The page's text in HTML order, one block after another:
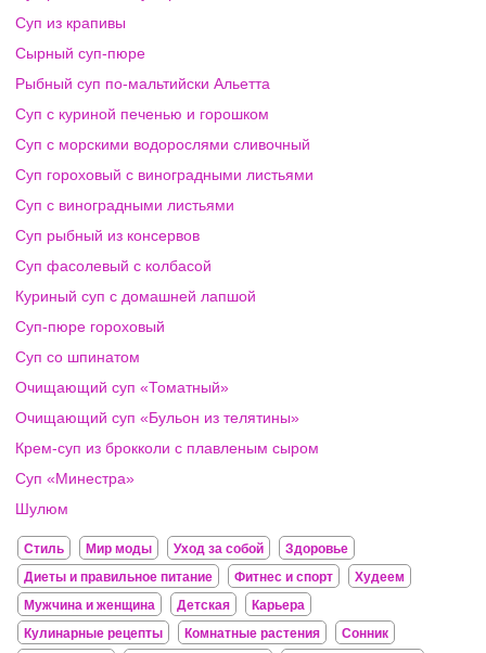
Суп из крапивы
Сырный суп-пюре
Рыбный суп по-мальтийски Альетта
Суп с куриной печенью и горошком
Суп с морскими водорослями сливочный
Суп гороховый с виноградными листьями
Суп с виноградными листьями
Суп рыбный из консервов
Суп фасолевый с колбасой
Куриный суп с домашней лапшой
Суп-пюре гороховый
Суп со шпинатом
Очищающий суп «Томатный»
Очищающий суп «Бульон из телятины»
Крем-суп из брокколи с плавленым сыром
Суп «Минестра»
Шулюм
Стиль Мир моды Уход за собой
Здоровье
Диеты и правильное питание
Фитнес и спорт
Худеем
Мужчина и женщина
Детская
Карьера
Кулинарные рецепты
Комнатные растения
Сонник